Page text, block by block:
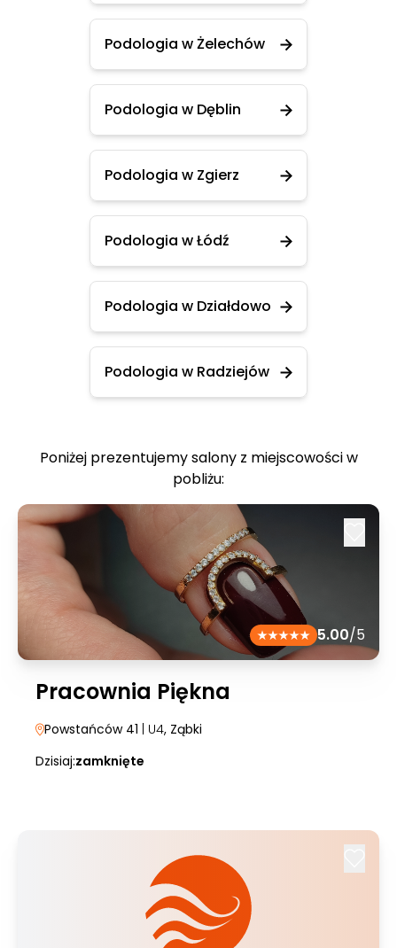
Podologia w Żelechów
Podologia w Dęblin
Podologia w Zgierz
Podologia w Łódź
Podologia w Działdowo
Podologia w Radziejów
Poniżej prezentujemy salony z miejscowości w
pobliżu:
5.00/5
Pracownia Piękna
Powstańców 41 | U4, Ząbki
Dzisiaj:zamknięte